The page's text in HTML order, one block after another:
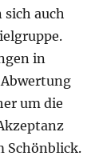
auch
in
um die
Schönblick.